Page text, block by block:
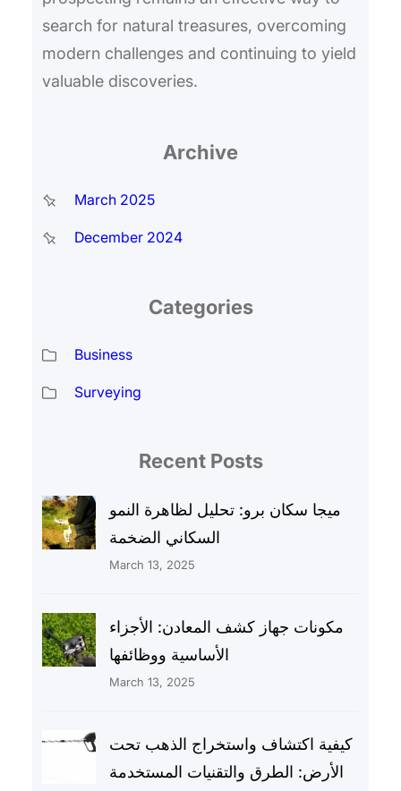
search for natural treasures, overcoming
modern challenges and continuing to yield
valuable discoveries.
Archive
March 2025
December 2024
Categories
Business
Surveying
Recent Posts
ميجا سكان برو: تحليل لظاهرة النمو
السكاني الضخمة
March 13, 2025
مكونات جهاز كشف المعادن: الأجزاء
الأساسية ووظائفها
March 13, 2025
كيفية اكتشاف واستخراج الذهب تحت
الأرض: الطرق والتقنيات المستخدمة